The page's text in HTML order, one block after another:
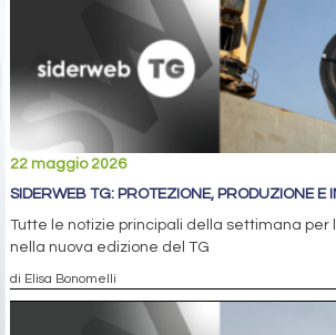
22 maggio 2026
SIDERWEB TG: PROTEZIONE, PRODUZIONE E
Tutte le notizie principali della settimana per
nella nuova edizione del TG
di Elisa Bonomelli